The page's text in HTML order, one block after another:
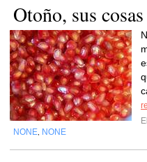
Otoño, sus cosas
NONE NONE